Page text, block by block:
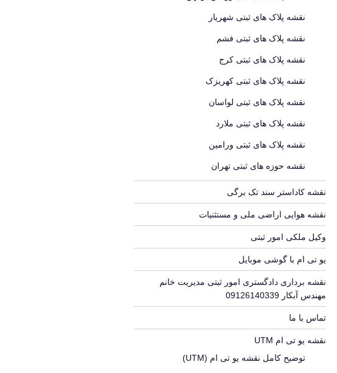
نقشه پلاک های ثبتی شهریار
نقشه پلاک های ثبتی فشم
نقشه پلاک های ثبتی کرج
نقشه پلاک های ثبتی کهریزک
نقشه پلاک های ثبتی لواسان
نقشه پلاک های ثبتی ملارد
نقشه پلاک های ثبتی ورامین
نقشه حوزه های ثبتی تهران
نقشه کاداستر سند تک برگی
نقشه هوایی اراضی ملی و مستثنیات
وکیل ملکی امور ثبتی
یو تی ام با گوشی موبایل
نقشه برداری دادگستری امور ثبتی مدیریت خانم
مهندس آبکار 09126140339
تماس با ما
نقشه یو تی ام UTM
توضیح کامل نقشه یو تی ام (UTM)